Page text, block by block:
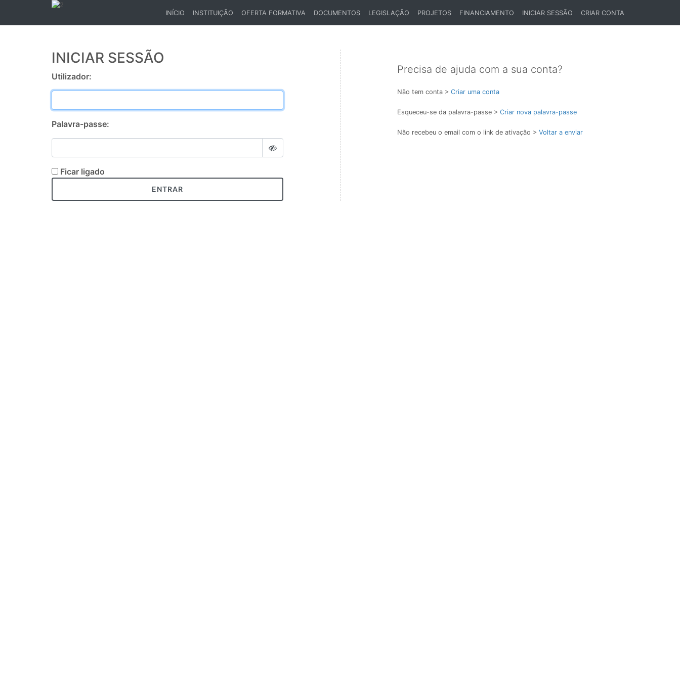
INÍCIO
INSTITUIÇÃO OFERTA FORMATIVA DOCUMENTOS LEGISLAÇÃO PROJETOS FINANCIAMENTO INICIAR SESSÃO CRIAR CONTA
INICIAR SESSÃO
Utilizador:
Palavra-passe:
Ficar ligado
ENTRAR
Precisa de ajuda com a sua conta?
Não tem conta > Criar uma conta
Esqueceu-se da palavra-passe > Criar nova palavra-passe
Não recebeu o email com o link de ativação > Voltar a enviar